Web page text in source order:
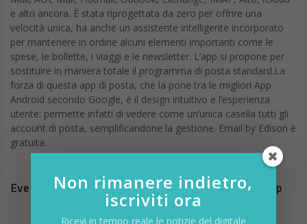
e altri ancora. È stata riprogettata da zero per offrire una
velocità unica, ha anche un assistente intelligente incorporato
per mantenere in ordine alcuni elementi importanti come le
spese, le bollette, i viaggi e le newsletter. L’app si propone per
sostituire in maniera totale il programma di posta standard.La
forza di questa app di posta, che la pone tra le migliori App
Android secondo Google, è il design intuitivo e l’esperienza
utente: permette infatti di vedere come un’unica casella tutti gli
account di posta, semplificandone la gestione. Email by Edison è
gratuita.
Eve – Period Tracker, Ovulation & Birth Control App
Non rimanere indietro,
iscriviti ora
Ricevi in tempo reale le notizie del digitale